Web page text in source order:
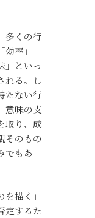
多くの行
率」
」といっ
れる。し
たない行
意味の支
取り、成
そのもの
でもあ
を描く」
定するた